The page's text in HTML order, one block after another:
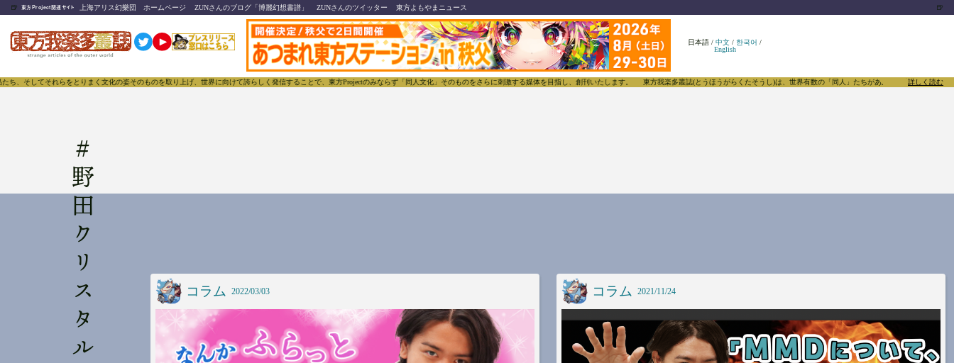
🍺 東方Project関連サイト 上海アリス幻樂団 ホームページ ZUNさんのブログ「博麗幻想書譜」 ZUNさんのツイッター 東方よもやまニュース 🍺
日本語 /中文 /한국어 /
English
れらをとりまく文化の姿そのものを取り上げ、世界に向けて誇らしく発信することで、東方Projectのみならず「同人文化」そのものをさらに刺激する媒体を目指し、創刊いたします。 東方我楽多叢誌(とうほうがらくたそうし)は、世界有数の「同人」たちがあふれる東方Projectについて発
詳しく読む
#
コラム 2022/03/03 コラム 2021/11/24